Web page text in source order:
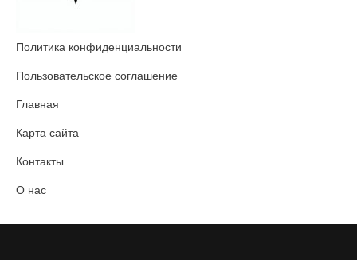
Политика конфиденциальности
Пользовательское соглашение
Главная
Карта сайта
Контакты
О нас